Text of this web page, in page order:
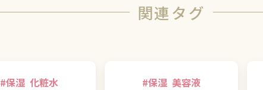
関連タグ
#保湿 化粧水 #保湿 美容液